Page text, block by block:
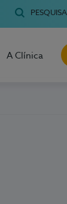
PESQUISA
A Clínica